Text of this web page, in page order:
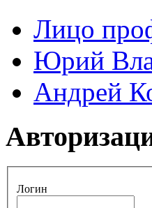
Лицо
Юрий
Андрей
Логин